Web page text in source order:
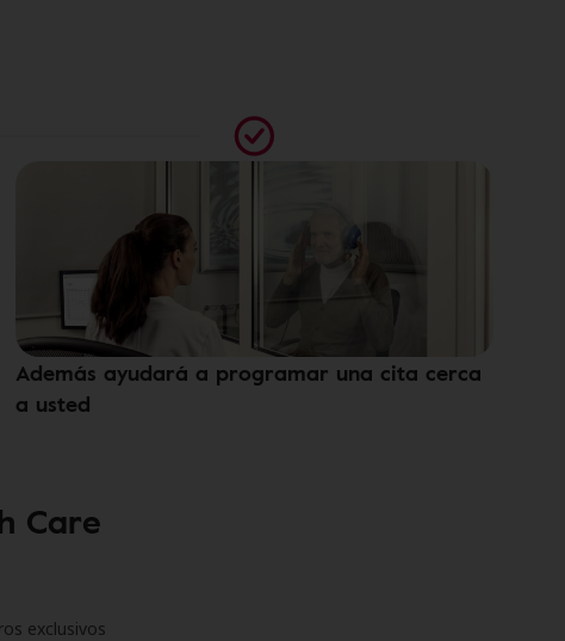
Además ayudará a programar una cita cerca
a usted
Care
exclusivos